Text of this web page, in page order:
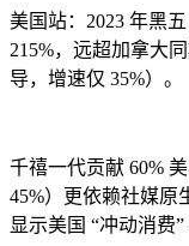
美国站：2023 年黑
215%，远超加拿大
导，增速仅 35%）。
千禧一代贡献 60%
45%）更依赖社媒原
显示美国 “冲动消费